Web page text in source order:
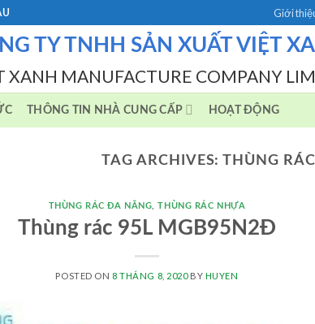
Giới
TY TNHH SẢN XUẤT VIỆT
XANH MANUFACTURE COMPANY
THÔNG TIN NHÀ CUNG CẤP HOẠT ĐỘNG
TAG ARCHIVES:THÙNG
THÙNG RÁC ĐA NĂNG ,THÙNG RÁC NHỰA
Thùng rác 95L MGB95N2Đ
POSTED ON 8 THÁNG 8, 2020BY HUYEN